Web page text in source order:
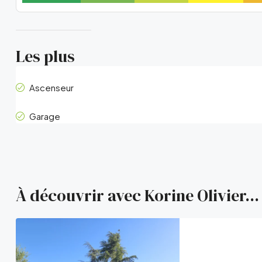
Les plus
Ascenseur
Garage
À découvrir avec Korine Olivier...